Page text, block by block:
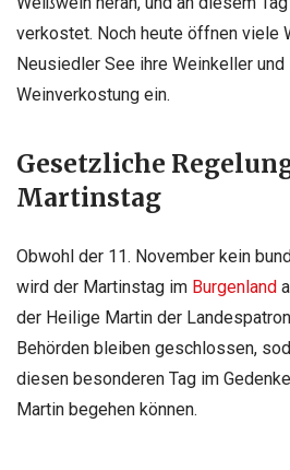
verkostet. Noch heute öffnen viele
Neusiedler See ihre Weinkeller und
Weinverkostung ein.
Gesetzliche
Martinstag
Obwohl der 11. November kein
wird der Martinstag im Burgenland
der Heilige Martin der
Behörden bleiben geschlossen,
diesen besonderen Tag im
Martin begehen können.